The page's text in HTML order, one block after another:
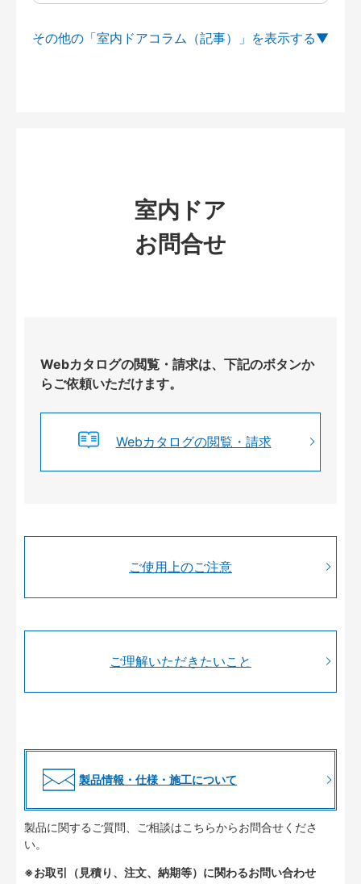
その他の「室内ドアコラム（記事）」を
室内ドア
お問合せ
Webカタログの閲覧・請求は、下記のボタンか
らご依頼いただけます。
Webカタログの閲覧・請求
ご使用上のご注意
ご理解いただきたいこと
製品情報・仕様・施工について
製品に関するご質問、ご相談はこちらからお問合せくださ
い。
※お取引（見積り、注文、納期等）に関わるお問い合わせ